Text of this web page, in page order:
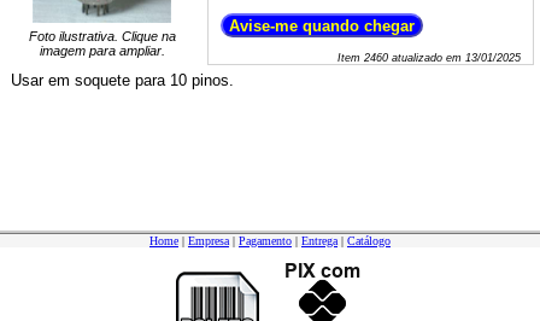
Foto ilustrativa. Clique na
imagem para ampliar.
Item 2460atualizado em 13/01/2025
Usar em soquete para 10 pinos.
Home | Empresa | Pagamento | Entrega | Catálogo